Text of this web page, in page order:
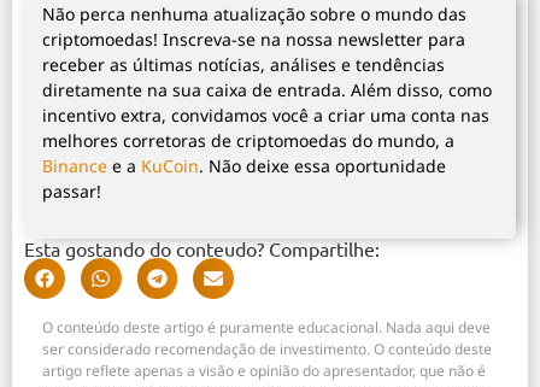
Não perca nenhuma atualização sobre o mundo das
criptomoedas! Inscreva-se na nossa newsletter para
receber as últimas notícias, análises e tendências
diretamente na sua caixa de entrada. Além disso, como
incentivo extra, convidamos você a criar uma conta nas
melhores corretoras de criptomoedas do mundo, a
Binance e a KuCoin. Não deixe essa oportunidade
passar!
Esta gostando do conteudo? Compartilhe:
O conteúdo deste artigo é puramente educacional. Nada aqui deve
ser considerado recomendação de investimento. O conteúdo deste
artigo reflete apenas a visão e opinião do apresentador, que não é